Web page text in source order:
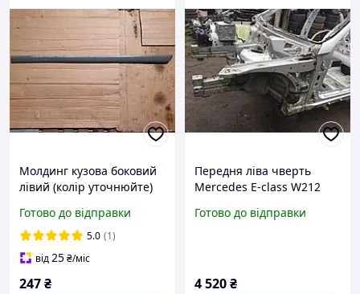
Молдинг кузова боковий
лівий (колір уточнюйте)
Мерседес Віто
Готово до відправки
5.0 (1)
від25₴/міс
247₴
Передня ліва чверть
Mercedes E-class W212
Готово до відправки
4 520₴